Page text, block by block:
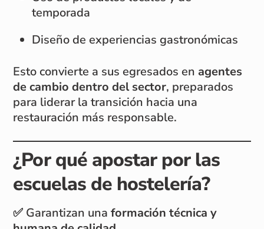
temporada
Diseño de experiencias gastronómicas
Esto convierte a sus egresados en agentes
de cambio dentro del sector, preparados
para liderar la transición hacia una
restauración más responsable.
¿Por qué apostar por las
escuelas de hostelería?
✅ Garantizan unaformación técnica y